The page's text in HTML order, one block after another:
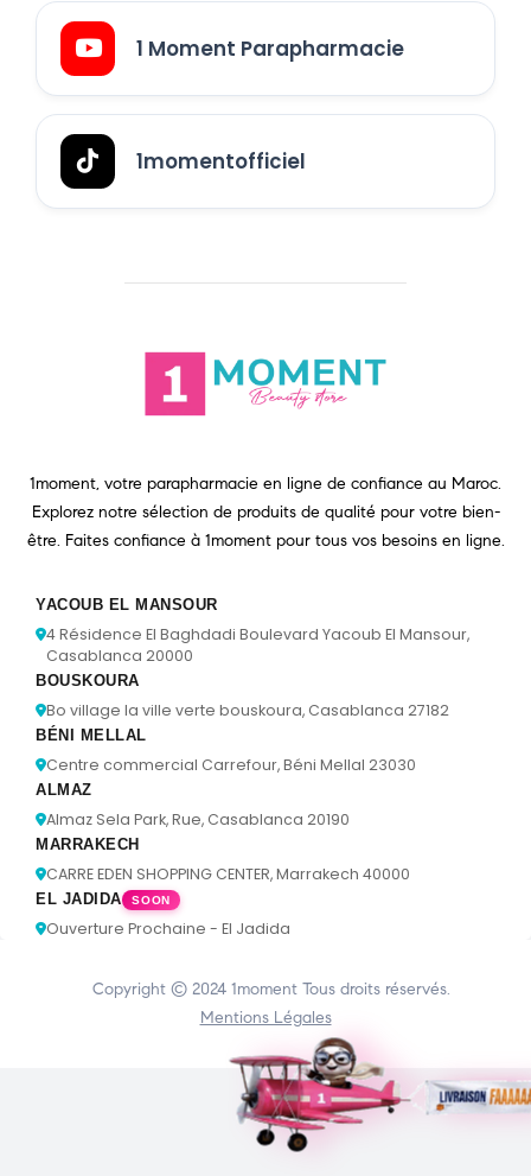
1 Moment Parapharmacie
1momentofficiel
1moment, votre parapharmacie en ligne de confiance au Maroc.
Explorez notre sélection de produits de qualité pour votre bien-
être. Faites confiance à 1moment pour tous vos besoins en ligne.
YACOUB EL MANSOUR
4 Résidence El Baghdadi Boulevard Yacoub El Mansour,
Casablanca 20000
BOUSKOURA
Bo village la ville verte bouskoura, Casablanca 27182
BÉNI MELLAL
Centre commercial Carrefour, Béni Mellal 23030
ALMAZ
Almaz Sela Park, Rue, Casablanca 20190
MARRAKECH
CARRE EDEN SHOPPING CENTER, Marrakech 40000
EL JADIDA SOON
Ouverture Prochaine - El Jadida
Copyright © 2024 1moment Tous droits réservés.
Mentions Légales